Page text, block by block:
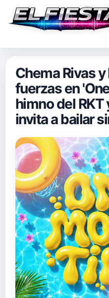
Chema Rivas
fuerzas en
himno del
invita a bailar